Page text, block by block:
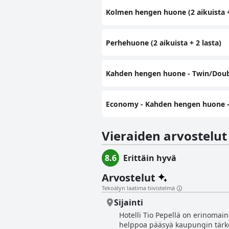
Kolmen hengen huone (2 aikuista
Perhehuone (2 aikuista + 2 lasta)
Kahden hengen huone - Twin/
Economy - Kahden hengen huone
Vieraiden arvostelut
8.6 Erittäin hyvä
Arvostelut
Tekoälyn laatima tiivistelmä
Sijainti
Hotelli Tio Pepellä on
helppoa pääsyä kaupungin